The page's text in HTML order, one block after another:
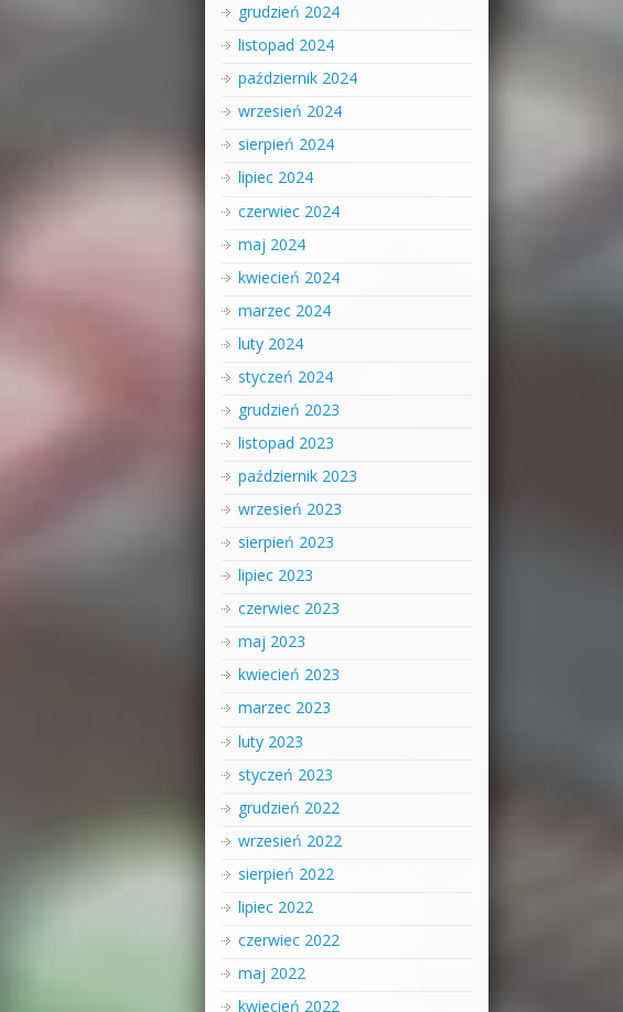
grudzień 2024
listopad 2024
październik 2024
wrzesień 2024
sierpień 2024
lipiec 2024
czerwiec 2024
maj 2024
kwiecień 2024
marzec 2024
luty 2024
styczeń 2024
grudzień 2023
listopad 2023
październik 2023
wrzesień 2023
sierpień 2023
lipiec 2023
czerwiec 2023
maj 2023
kwiecień 2023
marzec 2023
luty 2023
styczeń 2023
grudzień 2022
wrzesień 2022
sierpień 2022
lipiec 2022
czerwiec 2022
maj 2022
kwiecień 2022